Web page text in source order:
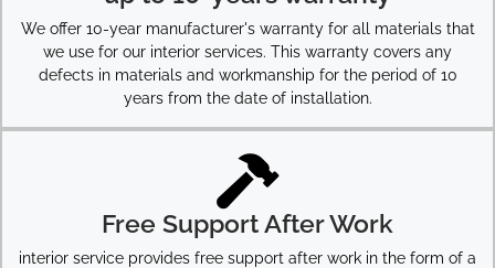
We offer 10-year manufacturer's warranty for all materials that
we use for our interior services. This warranty covers any
defects in materials and workmanship for the period of 10
years from the date of installation.
Free Support After Work
interior service provides free support after work in the form of a